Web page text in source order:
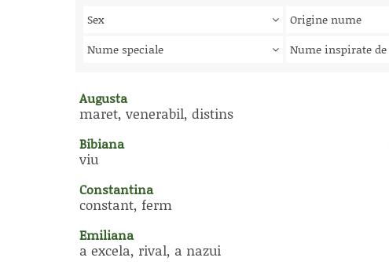
Sex Origine nume
Nume speciale
Nume inspirate de
Augusta
maret, venerabil, distins
Bibiana
viu
Constantina
constant, ferm
Emiliana
a excela, rival, a nazui